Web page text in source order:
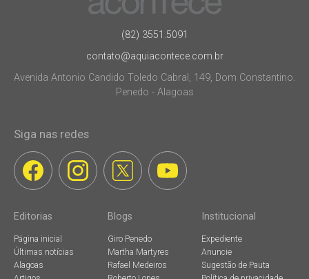
(82) 3551.5091
contato@aquiacontece.com.br
Avenida Antonio Candido Toledo Cabral, 149, Dom Constantino.
Penedo - Alagoas
Siga nas redes
Editorias
Página inicial
Últimas notícias
Alagoas
Blogs
Giro Penedo
Martha Martyres
Rafael Medeiros
Institucional
Expediente
Anuncie
Sugestão de Pauta